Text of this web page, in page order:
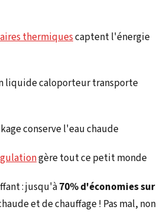
thermiquescaptent l'énergie
liquide caloporteur transporte
conserve l'eau chaude
gère tout ce petit monde
: jusqu'à70% d'économies sur
et de chauffage ! Pas mal, non